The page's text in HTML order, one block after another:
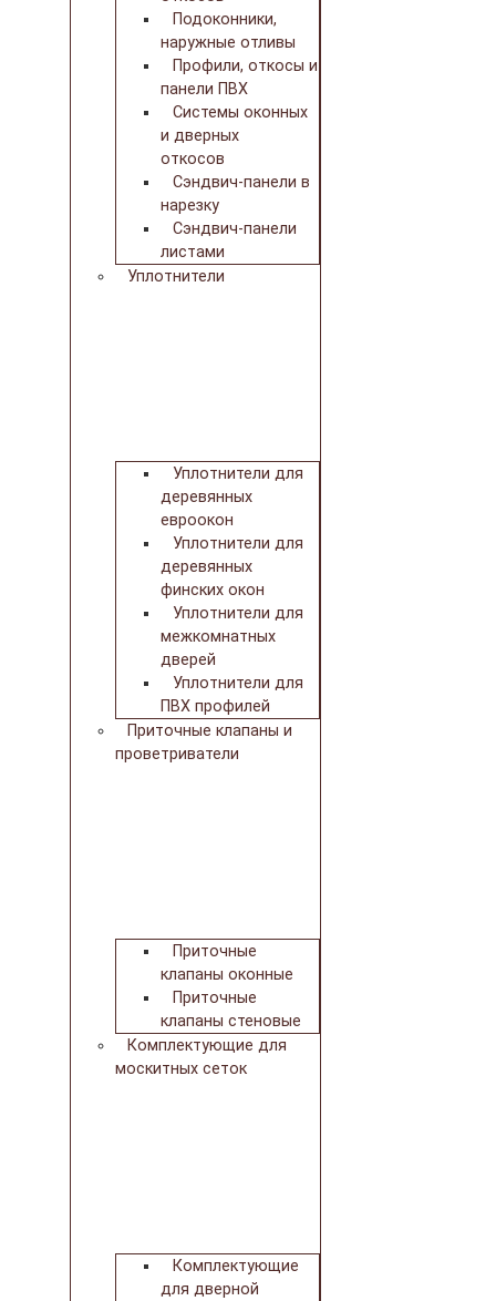
Подоконники,
наружные отливы
Профили, откосы и
панели ПВХ
Системы оконных
и дверных
откосов
Сэндвич-панели в
нарезку
Сэндвич-панели
листами
Уплотнители
Уплотнители для
деревянных
евроокон
Уплотнители для
деревянных
финских окон
Уплотнители для
межкомнатных
дверей
Уплотнители для
ПВХ профилей
Приточные клапаны и
проветриватели
Приточные
клапаны оконные
Приточные
клапаны стеновые
Комплектующие для
москитных сеток
Комплектующие
для дверной